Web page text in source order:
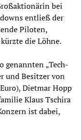
bei
entließ der
Piloten,
die Löhne.
genannten „Tech-
und Besitzer von
Dietmar Hopp
Klaus Tschira
ist dabei,